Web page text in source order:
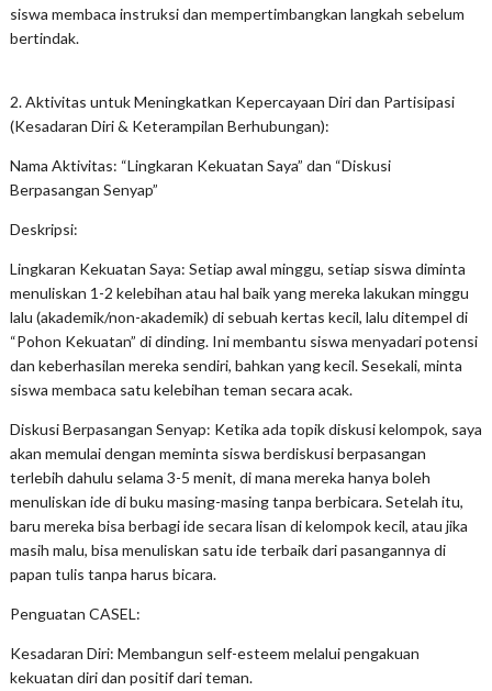
siswa membaca instruksi dan mempertimbangkan langkah sebelum
bertindak.
2. Aktivitas untuk Meningkatkan Kepercayaan Diri dan Partisipasi
(Kesadaran Diri & Keterampilan Berhubungan):
Nama Aktivitas: “Lingkaran Kekuatan Saya” dan “Diskusi
Berpasangan Senyap”
Deskripsi:
Lingkaran Kekuatan Saya: Setiap awal minggu, setiap siswa diminta
menuliskan 1-2 kelebihan atau hal baik yang mereka lakukan minggu
lalu (akademik/non-akademik) di sebuah kertas kecil, lalu ditempel di
“Pohon Kekuatan” di dinding. Ini membantu siswa menyadari potensi
dan keberhasilan mereka sendiri, bahkan yang kecil. Sesekali, minta
siswa membaca satu kelebihan teman secara acak.
Diskusi Berpasangan Senyap: Ketika ada topik diskusi kelompok, saya
akan memulai dengan meminta siswa berdiskusi berpasangan
terlebih dahulu selama 3-5 menit, di mana mereka hanya boleh
menuliskan ide di buku masing-masing tanpa berbicara. Setelah itu,
baru mereka bisa berbagi ide secara lisan di kelompok kecil, atau jika
masih malu, bisa menuliskan satu ide terbaik dari pasangannya di
papan tulis tanpa harus bicara.
Penguatan CASEL:
Kesadaran Diri: Membangun self-esteem melalui pengakuan
kekuatan diri dan positif dari teman.